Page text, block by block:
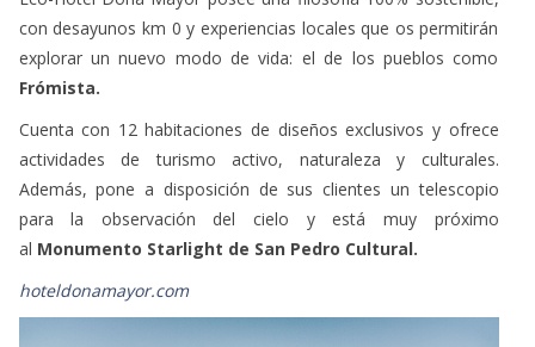
Eco-Hotel Doña Mayor posee una filosofía 100% sostenible,
con desayunos km 0 y experiencias locales que os permitirán
explorar un nuevo modo de vida: el de los pueblos como
Cuenta con 12 habitaciones de diseños exclusivos y ofrece
actividades de turismo activo, naturaleza y culturales.
Además, pone a disposición de sus clientes un telescopio
para la observación del cielo y está muy próximo
Monumento Starlight de San Pedro Cultural.
hoteldonamayor.com